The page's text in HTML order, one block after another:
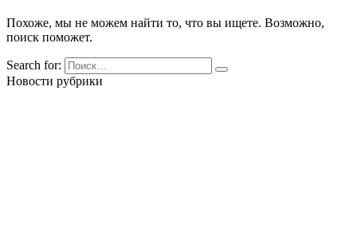
Похоже, мы не можем найти то, что вы ищете. Возможно,
поиск поможет.
Search for:
Новости рубрики